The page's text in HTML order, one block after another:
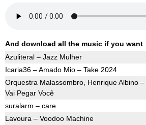
And download all the music if you want
Azuliteral – Jazz Mulher
Icaria36 – Amado Mio – Take 2024
Orquestra Malassombro, Henrique Albino –
Vai Pegar Você
suralarm – care
Lavoura – Voodoo Machine